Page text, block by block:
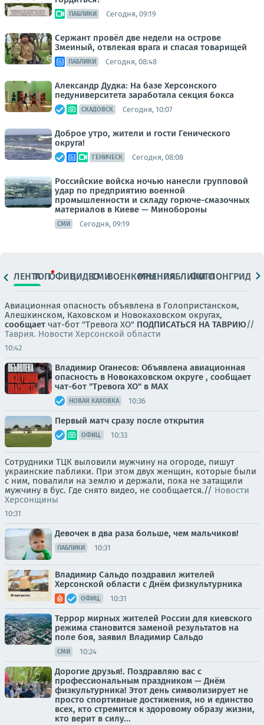
ПАБЛИКИ Сегодня, 09:19
Сержант провёл две недели на острове
Змеиный, отвлекая врага и спасая товарищей
ПАБЛИКИ Сегодня, 08:48
Александр Дудка: На базе Херсонского
педуниверситета заработала секция бокса
СКАДОВСК Сегодня, 10:07
Доброе утро, жители и гости Генического
округа!
ГЕНИЧЕСК Сегодня, 08:08
Российские войска ночью нанесли групповой
удар по предприятию военной
промышленности и складу горюче-смазочных
материалов в Киеве — Минобороны
СМИ Сегодня, 09:19
ЛЕНТАТОПОФИЦ.ВИДЕОСМИВОЕНКОРЫМНЕНИЯПАБЛИКИ
ФОТОЛОНГРИДЫ
Авиационная опасность объявлена в Голопристанском,
Алешкинском, Каховском и Новокаховском округах,
сообщает чат-бот "Тревога ХО" ПОДПИСАТЬСЯ НА ТАВРИЮ//
Таврия. Новости Херсонской области
10:42
Владимир Оганесов: Объявлена авиационная
опасность в Новокаховском округе , сообщает
чат-бот "Тревога ХО" в MAX
НОВАЯ КАХОВКА 10:36
Первый матч сразу после открытия
ОФИЦ. 10:33
Сотрудники ТЦК выловили мужчину на огороде, пишут
украинские паблики. При этом двух женщин, которые были
с ним, повалили на землю и держали, пока не затащили
мужчину в бус. Где снято видео, не сообщается.// Новости
Херсонщины
10:31
Девочек в два раза больше, чем мальчиков!
ПАБЛИКИ 10:31
Владимир Сальдо поздравил жителей
Херсонской области с Днём физкультурника
ОФИЦ. 10:31
Террор мирных жителей России для киевского
режима становится заменой результатов на
поле боя, заявил Владимир Сальдо
СМИ 10:24
Дорогие друзья!. Поздравляю вас с
профессиональным праздником — Днём
физкультурника! Этот день символизирует не
просто спортивные достижения, но и единство
всех, кто стремится к здоровому образу жизни,
кто верит в силу...